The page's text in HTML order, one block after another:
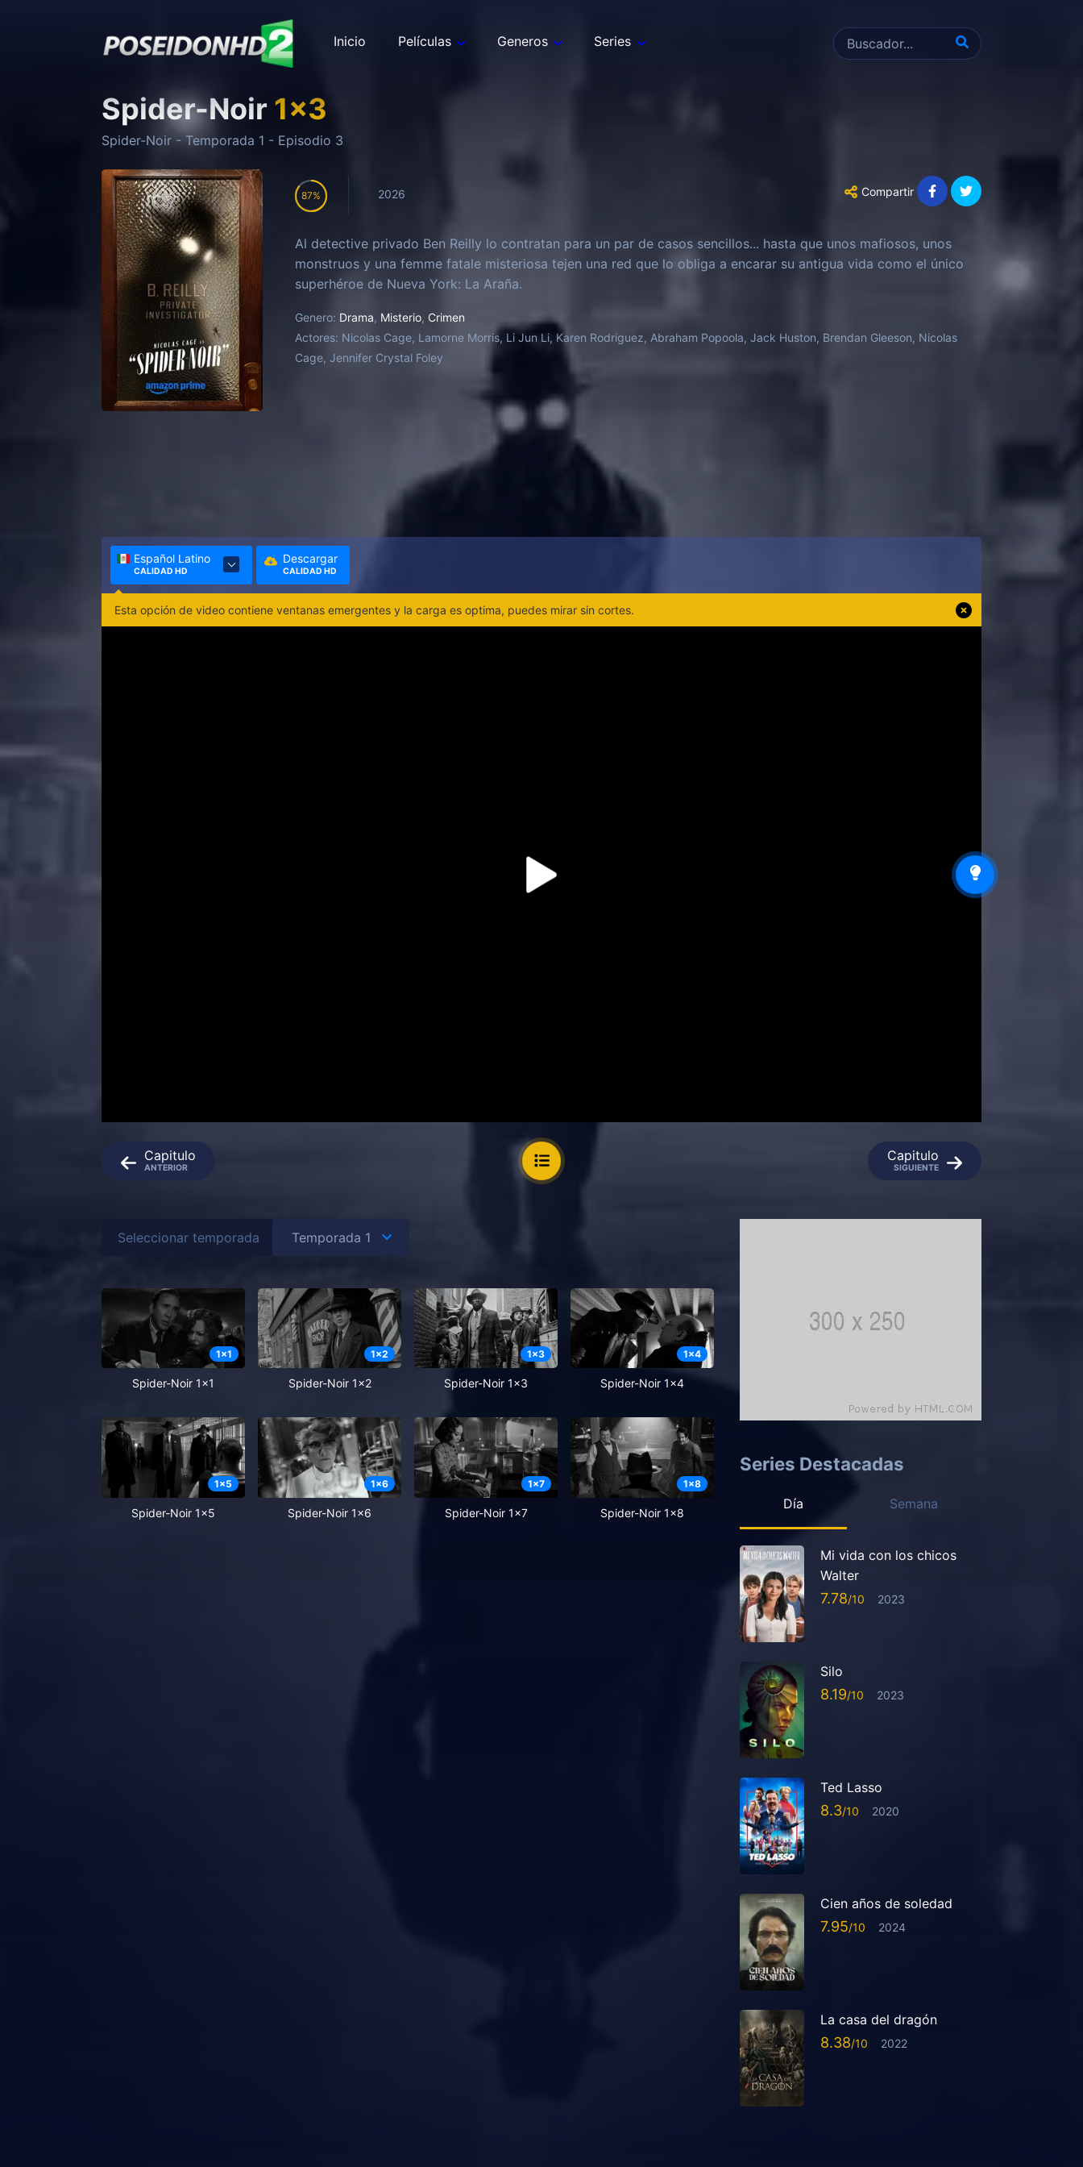
Inicio Películas Generos Series
Spider-Noir 1x3
Spider-Noir - Temporada 1 - Episodio 3
87 2026 Compartir
Al detective privado Ben Reilly lo contratan para un par de casos sencillos... hasta que unos mafiosos, unos
monstruos y una femme fatale misteriosa tejen una red que lo obliga a encarar su antigua vida como el único
superhéroe de Nueva York: La Araña.
Genero: Drama, Misterio, Crimen
Actores: Nicolas Cage, Lamorne Morris, Li Jun Li, Karen Rodriguez, Abraham Popoola, Jack Huston, Brendan Gleeson, Nicolas
Cage, Jennifer Crystal Foley
Español Latino
CALIDAD HD
Descargar
CALIDAD HD
Esta opción de video contiene ventanas emergentes y la carga es optima, puedes mirar sin cortes.
Capitulo
ANTERIOR
Capitulo
SIGUIENTE
Seleccionar temporada
1x1
Spider-Noir 1x1
1x2
Spider-Noir 1x2
1x3
Spider-Noir 1x3
1x4
Spider-Noir 1x4
1x5
Spider-Noir 1x5
1x6
Spider-Noir 1x6
1x7
Spider-Noir 1x7
1x8
Spider-Noir 1x8
Series Destacadas
Día Semana
Mi vida con los chicos
Walter
7.78 2023
Silo
8.19 2023
Ted Lasso
8.3 2020
Cien años de soledad
7.95 2024
La casa del dragón
8.38 2022